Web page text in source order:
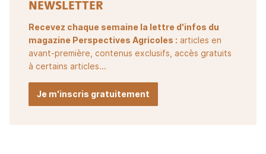
NEWSLETTER
Recevez chaque semaine la lettre d'infos du
magazine Perspectives Agricoles : articles en
avant-première, contenus exclusifs, accès gratuits
à certains articles...
Je m'inscris gratuitement